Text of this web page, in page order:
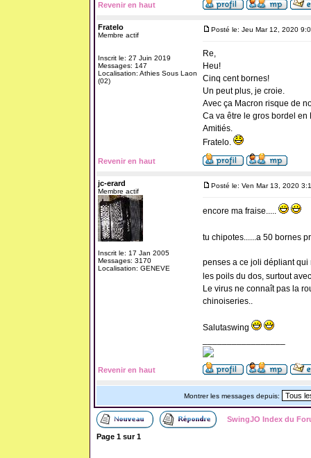
Revenir en haut
Fratelo
Membre actif
Inscrit le: 27 Juin 2019
Messages: 147
Localisation: Athies Sous Laon
(02)
Posté le: Jeu Mar 12, 2020
Re,
Heu!
Cinq cent bornes!
Un peut plus, je croie.
Avec ça Macron risque de
Ca va être le gros bordel en
Amitiés.
Fratelo.
Revenir en haut
jc-erard
Membre actif
Inscrit le: 17 Jan 2005
Messages: 3170
Localisation: GENEVE
Posté le: Ven Mar 13, 2020
encore ma fraise.....
tu chipotes......a 50 bornes
penses a ce joli dépliant qui
les poils du dos, surtout
Le virus ne connaît pas la
chinoiseries..
Salutaswing
Revenir en haut
Montrer les messages depuis:
SwingJO Index du
Page 1sur1